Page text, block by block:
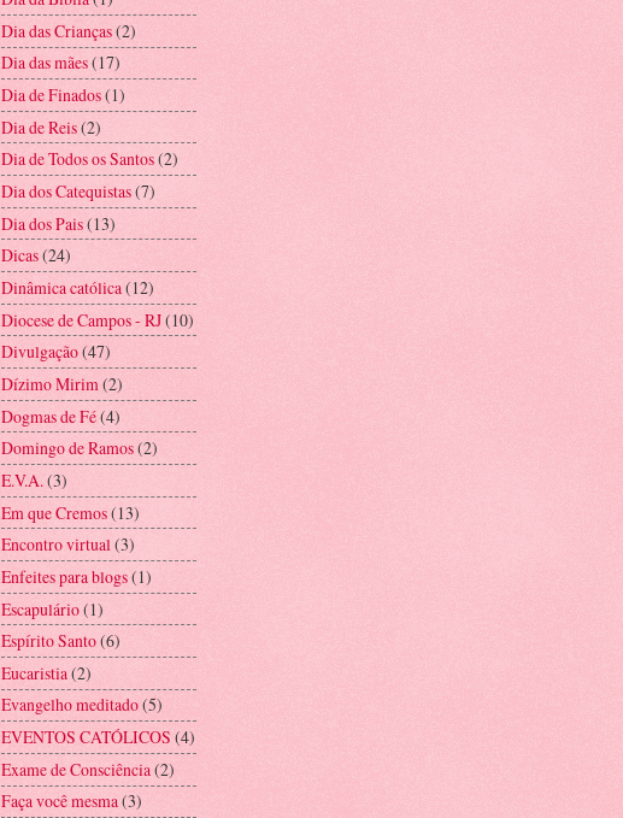
Dia das Crianças(2)
Dia das mães(17)
Dia de Finados(1)
Dia de Reis(2)
Dia de Todos os Santos(2)
Dia dos Catequistas(7)
Dia dos Pais(13)
Dicas(24)
Dinâmica católica(12)
Diocese de Campos - RJ(10)
Divulgação(47)
Dízimo Mirim(2)
Dogmas de Fé(4)
Domingo de Ramos(2)
E.V.A.(3)
Em que Cremos(13)
Encontro virtual(3)
Enfeites para blogs(1)
Escapulário(1)
Espírito Santo(6)
Eucaristia(2)
Evangelho meditado(5)
EVENTOS CATÓLICOS (4)
Exame de Consciência(2)
Faça você mesma(3)